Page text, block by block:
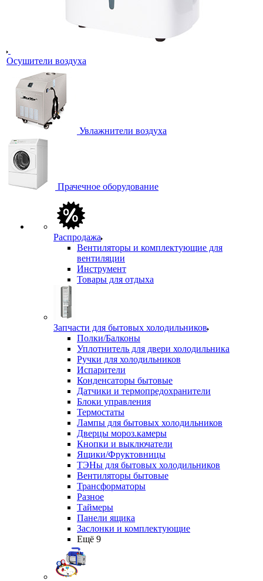
Осушители воздуха
Увлажнители воздуха
Прачечное оборудование
Распродажа
Вентиляторы и комплектующие для
вентиляции
Инструмент
Товары для отдыха
Запчасти для бытовых холодильников
Полки/Балконы
Уплотнитель для двери холодильника
Ручки для холодильников
Испарители
Конденсаторы бытовые
Датчики и термопредохранители
Блоки управления
Термостаты
Лампы для бытовых холодильников
Дверцы мороз.камеры
Кнопки и выключатели
Ящики/Фруктовницы
ТЭНы для бытовых холодильников
Вентиляторы бытовые
Трансформаторы
Разное
Таймеры
Панели ящика
Заслонки и комплектующие
Ещё 9